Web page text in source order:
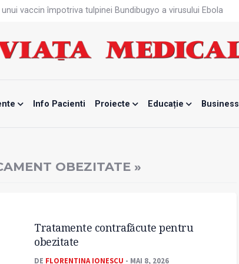
vaccin împotriva tulpinei Bundibugyo a virusului Ebola
tot mai proastă
la date medicale
Info Pacienti Proiecte Educație Business
OBEZITATE »
Tratamente contrafăcute pentru
obezitate
DE FLORENTINA IONESCU - MAI 8, 2026